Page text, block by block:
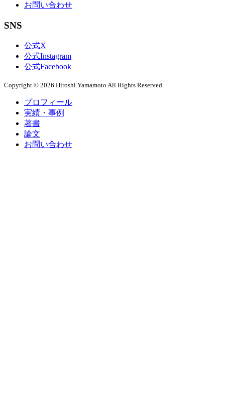
お問い合わせ
SNS
公式X
公式Instagram
公式Facebook
Copyright © 2026 Hiroshi Yamamoto All Rights Reserved.
プロフィール
実績・事例
著書
論文
お問い合わせ